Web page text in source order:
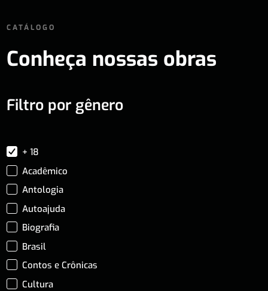
CATÁLOGO
Conheça nossas obras
Filtro por gênero
+ 18
Acadêmico
Antologia
Autoajuda
Biografia
Brasil
Contos e Crônicas
Cultura